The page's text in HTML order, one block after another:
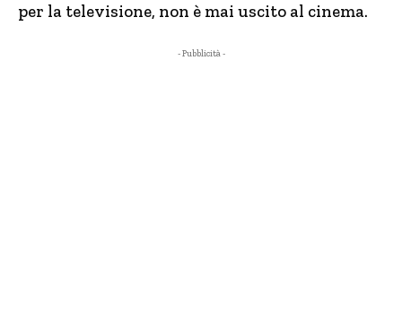
per la televisione, non è mai uscito al cinema.
- Pubblicità -